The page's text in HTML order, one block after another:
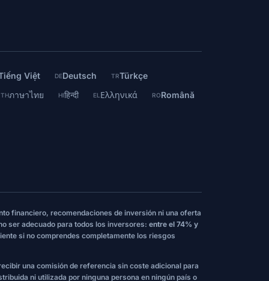
Việt DEDeutsch TRTürkçe
THภาษาไทย HIहिन्दी EL Ελληνικά RORomână
financiero, recomendaciones de inversión ni una oferta
ser adecuado para todos los inversores: entre el 74% y
si no comprendes completamente los riesgos
una comisión de referencia sin coste adicional para
ni utilizada por ninguna persona en ningún país o